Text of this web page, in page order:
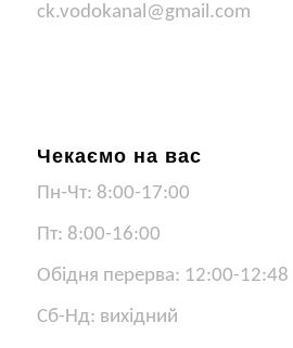
ck.vodokanal@gmail.com
Чекаємо на вас
Пн-Чт: 8:00-17:00
Пт: 8:00-16:00
Обідня перерва: 12:00-12:48
Сб-Нд: вихідний